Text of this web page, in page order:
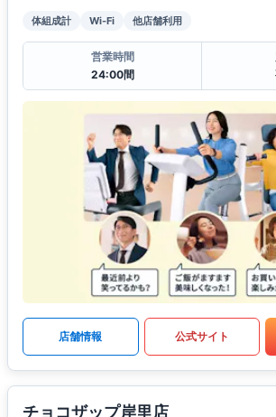
体組成計 Wi-Fi 他店舗利用
営業時間
24:00間
店舗情報 公式サイト
チョコザップ岸里店